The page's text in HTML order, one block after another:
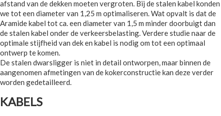
afstand van de dekken moeten vergroten. Bij de stalen kabel konden
we tot een diameter van 1,25 m optimaliseren. Wat opvalt is dat de
Aramide kabel tot ca. een diameter van 1,5 m minder doorbuigt dan
de stalen kabel onder de verkeersbelasting. Verdere studie naar de
optimale stijfheid van dek en kabel is nodig om tot een optimaal
ontwerp te komen.
De stalen dwarsligger is niet in detail ontworpen, maar binnen de
aangenomen afmetingen van de kokerconstructie kan deze verder
worden gedetailleerd.
KABELS